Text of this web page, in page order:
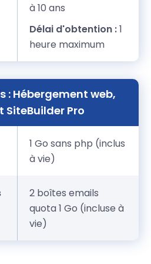
à 10 ans
Délai d'obtention :1
heure maximum
: Hébergement web,
SiteBuilder Pro
1 Go sans php (inclus
à vie)
2 boîtes emails
quota 1 Go (incluse à
vie)